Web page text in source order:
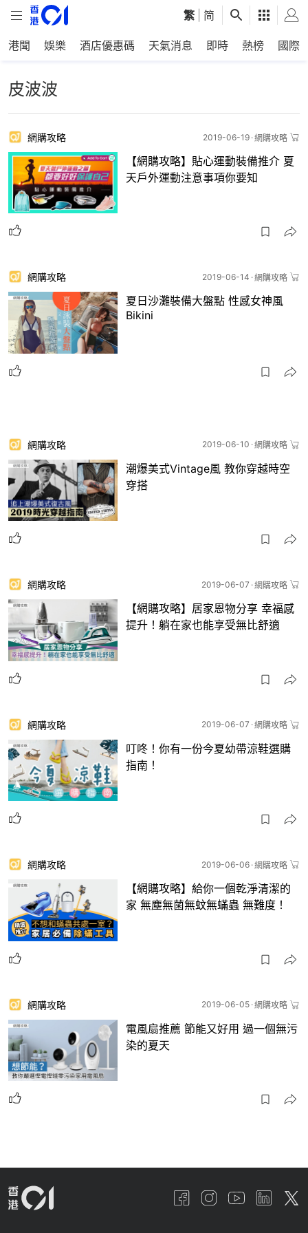
繁 简
港聞 娛樂 酒店優惠碼 天氣消息 即時 熱榜 國際
皮波波
網購攻略 2019-06-19 網購攻略
【網購攻略】貼心運動裝備推介 夏
天戶外運動注意事項你要知
網購攻略 2019-06-14 網購攻略
夏日沙灘裝備大盤點 性感女神風
Bikini
網購攻略 2019-06-10 網購攻略
潮爆美式Vintage風 教你穿越時空
穿搭
網購攻略 2019-06-07 網購攻略
【網購攻略】居家恩物分享 幸福感
提升！躺在家也能享受無比舒適
網購攻略 2019-06-07 網購攻略
叮咚！你有一份今夏幼帶涼鞋選購
指南！
網購攻略 2019-06-06 網購攻略
【網購攻略】給你一個乾淨清潔的
家 無塵無菌無蚊無蟎蟲 無難度！
網購攻略 2019-06-05 網購攻略
電風扇推薦 節能又好用 過一個無污
染的夏天